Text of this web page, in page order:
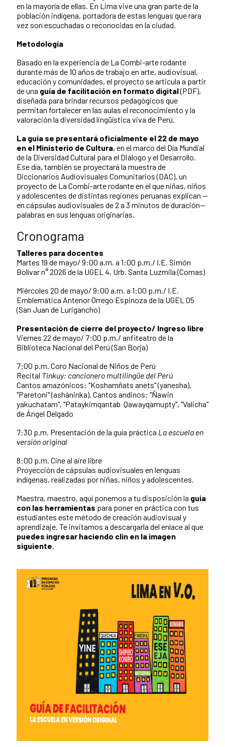
en la mayoría de ellas. En Lima vive una gran parte de la
población indígena, portadora de estas lenguas que rara
vez son escuchadas o reconocidas en la ciudad.
Metodología
Basado en la experiencia de La Combi-arte rodante
durante más de 10 años de trabajo en arte, audiovisual,
educación y comunidades, el proyecto se articula a partir
de una guía de facilitación en formato digital(PDF),
diseñada para brindar recursos pedagógicos que
permitan fortalecer en las aulas el reconocimiento y la
valoración la diversidad lingüística viva de Perú.
La guía se presentará oficialmente el 22 de mayo
en el Ministerio de Cultura, en el marco del Día Mundial
de la Diversidad Cultural para el Diálogo y el Desarrollo.
Ese día, también se proyectará la muestra de
Diccionarios Audiovisuales Comunitarios (DAC), un
proyecto de La Combi-arte rodante en el que niñas, niños
y adolescentes de distintas regiones peruanas explican —
en cápsulas audiovisuales de 2 a 3 minutos de duración—
palabras en sus lenguas originarias.
Cronograma
Talleres para docentes
Martes 19 de mayo/ 9:00 a.m. a 1:00 p.m./ I.E. Simón
Bolívar n° 2026 de la UGEL 4, Urb. Santa Luzmila (Comas)
Miércoles 20 de mayo/ 9:00 a.m. a 1:00 p.m./ I.E.
Emblemática Antenor Orrego Espinoza de la UGEL 05
(San Juan de Lurigancho)
Presentación de cierre del proyecto/ Ingreso libre
Viernes 22 de mayo/ 7:00 p.m./ anfiteatro de la
Biblioteca Nacional del Perú (San Borja)
7:00 p.m. Coro Nacional de Niños de Perú
Recital Tinkuy: cancionero multilingüe del Perú
Cantos amazónicos: "Koshamñats anets" (yanesha),
"Paretoni" (asháninka). Cantos andinos: "Ñawin
yakuchatam", "Pataykimqantab Qawayqamupty", "Valicha"
de Ángel Delgado
7:30 p.m. Presentación de la guía práctica La escuela en
versión original
8:00 p.m. Cine al aire libre
Proyección de cápsulas audiovisuales en lenguas
índígenas, realizadas por niñas, niños y adolescentes.
Maestra, maestro, aquí ponemos a tu disposición la guia
con las herramientas para poner en práctica con tus
estudiantes este método de creación audiovisual y
aprendizaje. Te invitamos a descargarla del enlace al que
puedes ingresar haciendo clin en la imagen
siguiente.